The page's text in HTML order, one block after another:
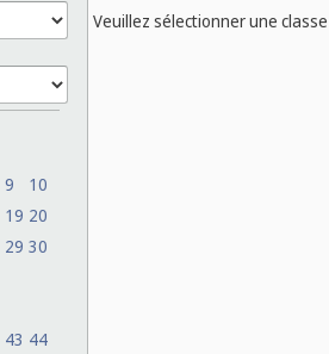
9
10
19 20
29 30
43 44
Veuillez sélectionner une